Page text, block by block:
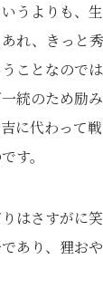
うよりも、
れ、きっと
ことなので
統のため励
に代わって
す。
はさすがに
あり、狸お